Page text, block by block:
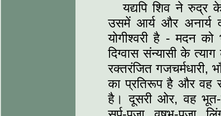
यद्यपि शिव ने रुद्र
उसमें आर्य और अनार्य
योगीश्वरी है - मदन
दिग्वास संन्यासी के
रक्तरंजित गजचर्मधारी,
का प्रतिरूप है और वह
है। दूसरी ओर, वह भूत-